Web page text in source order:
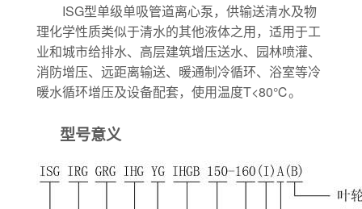
ISG型单级单吸管道离心泵，供输送清水及物
理化学性质类似于清水的其他液体之用，适用于工
业和城市给排水、高层建筑增压送水、园林喷灌、
消防增压、远距离输送、暖通制冷循环、浴室等冷
暖水循环增压及设备配套，使用温度T<80℃。
型号意义